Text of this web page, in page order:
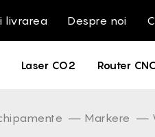
livrarea Despre noi
Laser CO2 Router CNC
Markere